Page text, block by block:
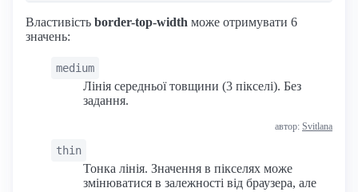
Властивість border-top-width може отримувати 6
значень:
medium
Лінія середньої товщини (3 пікселі). Без
задання.
автор: Svitlana
thin
Тонка лінія. Значення в пікселях може
змінюватися в залежності від браузера, але